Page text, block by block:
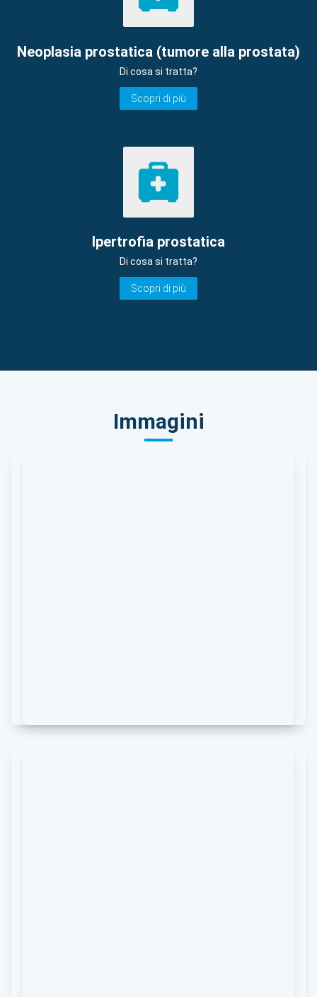
Neoplasia prostatica (tumore alla prostata)
Di cosa si tratta?
Scopri di più
Ipertrofia prostatica
Di cosa si tratta?
Scopri di più
Immagini